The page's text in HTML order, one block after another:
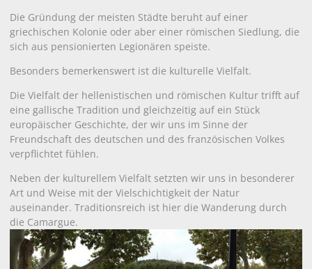
Die Gründung der meisten Städte beruht auf einer
griechischen Kolonie oder aber einer römischen Siedlung, die
sich aus pensionierten Legionären speiste.
Besonders bemerkenswert ist die kulturelle Vielfalt.
Die Vielfalt der hellenistischen und römischen Kultur trifft auf
eine gallische Tradition und gleichzeitig auf ein Stück
europäischer Geschichte, der wir uns im Sinne der
Freundschaft des deutschen und des französischen Volkes
verpflichtet fühlen.
Neben der kulturellem Vielfalt setzten wir uns in besonderer
Art und Weise mit der Vielschichtigkeit der Natur
auseinander. Traditionsreich ist hier die Wanderung durch
die Camargue.